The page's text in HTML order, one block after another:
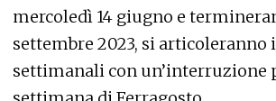
mercoledì 14 giugno e
settembre 2023, si articoleranno
settimanali con un’interruzione